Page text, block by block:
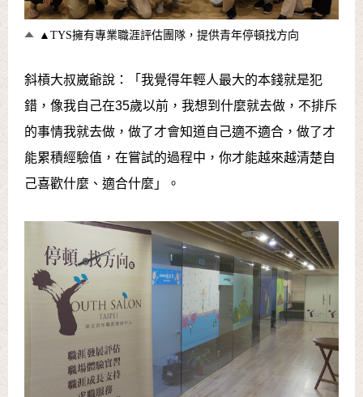
▲TYS擁有專業職涯評估團隊，提供青年停頓找方向
斜槓大叔崴爺說：「我覺得年輕人最大的本錢就是犯
錯，像我自己在35歲以前，我想到什麼就去做，不排斥
的事情我就去做，做了才會知道自己適不適合，做了才
能累積經驗值，在嘗試的過程中，你才能越來越清楚自
己喜歡什麼、適合什麼」。